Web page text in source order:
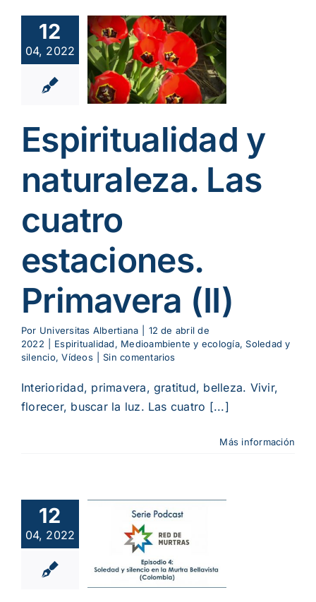
12
04, 2022
cuatro
(II)
Soledad y
Vídeos
Espiritualidad y
naturaleza. Las
cuatro
estaciones.
Primavera (II)
Por Universitas Albertiana
12 de abril de
2022
Espiritualidad, Medioambiente y ecología,Soledad y
silencio,Vídeos Sin comentarios
Interioridad, primavera, gratitud, belleza. Vivir,
florecer, buscar la luz. Las cuatro [...]
Más información
12
04, 2022
4:
y
en